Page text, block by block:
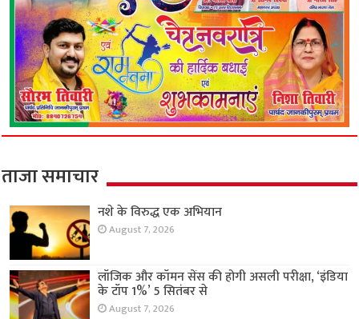
ताजा समाचार
नशे के विरुद्ध एक अभियान
August 7, 2026
लॉजिक और कॉमन सेंस की होगी असली परीक्षा, ‘इंडिया
के टॉप 1%’ 5 सितंबर से
August 7, 2026